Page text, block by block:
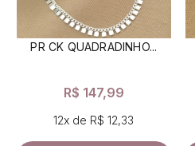
PR CK QUADRADINHO...
R$ 147,99
12x de R$ 12,33